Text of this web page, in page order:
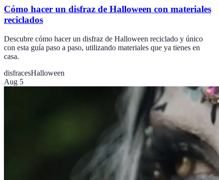
Cómo hacer un disfraz de Halloween con materiales
reciclados
Descubre cómo hacer un disfraz de Halloween reciclado y único
con esta guía paso a paso, utilizando materiales que ya tienes en
casa.
disfracesHalloween
Aug 5